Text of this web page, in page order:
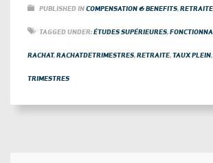
PUBLISHED INCOMPENSATION & BENEFITS,RETRAITE
TAGGED UNDER:ÉTUDES SUPÉRIEURES,
RACHAT,RACHATDETRIMESTRES,RETRAITE,TAUX PLEIN,
TRIMESTRES